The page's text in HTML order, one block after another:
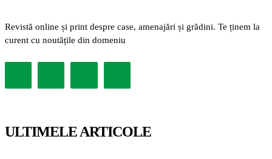
Revistă online și print despre case, amenajări și grădini. Te ținem la
curent cu noutățile din domeniu
ULTIMELE ARTICOLE